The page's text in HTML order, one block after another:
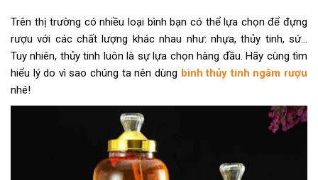
Trên thị trường có nhiều loại bình bạn có thể lựa chọn để đựng
rượu với các chất lượng khác nhau như: nhựa, thủy tinh, sứ…
Tuy nhiên, thủy tinh luôn là sự lựa chọn hàng đầu. Hãy cùng tìm
hiểu lý do vì sao chúng ta nên dùng bình thủy tinh ngâm rượu
nhé!